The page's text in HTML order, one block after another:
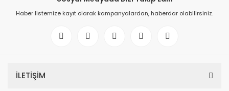
Haber listemize kayıt olarak kampanyalardan, haberdar olabilirsiniz.
İLETİŞİM